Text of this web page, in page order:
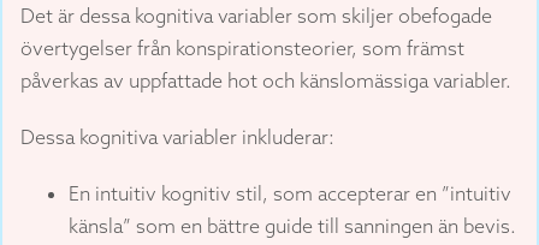
Det är dessa kognitiva variabler som skiljer obefogade
övertygelser från konspirationsteorier, som främst
påverkas av uppfattade hot och känslomässiga variabler.
Dessa kognitiva variabler inkluderar:
En intuitiv kognitiv stil, som accepterar en ”intuitiv
känsla” som en bättre guide till sanningen än bevis.